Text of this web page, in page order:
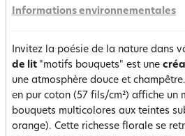
Informations environnementales
Invitez la poésie de la nature dans
de lit "motifs bouquets" est une
une atmosphère douce et
en pur coton (57 fils/cm²) affiche un
bouquets multicolores aux teintes
orange). Cette richesse florale se